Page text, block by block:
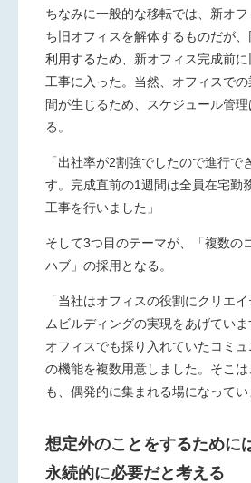
ちなみに一般的な移転では、新オ
ち旧オフィスを解体するものだが
利用するため、新オフィス完成前
工事に入った。当然、オフィスで
間が生じるため、スケジュール管
る。
「出社率が2割強でしたので進行で
す。完成直前の1週間は全員在宅勤
工事を行いました」
そして3つ目のテーマが、「複数の
ハブ」の採用となる。
「当社はオフィスの役割にクリエ
ムビルディングの実現をあげてい
オフィスでも採り入れていたコミ
の機能を複数用意しました。そこ
も、偶発的に集まれる場になってい
想定外のことをするために
永続的に必要だと考える